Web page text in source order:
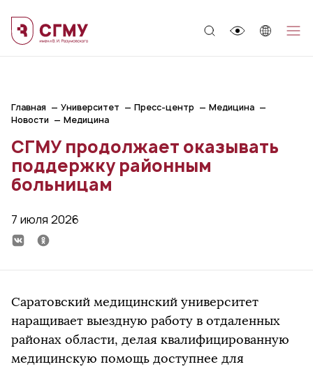
Главная Университет Пресс-центр
Медицина
Новости
Медицина
СГМУ продолжает оказывать
поддержку районным
больницам
7 июля 2026
Саратовский медицинский университет
наращивает выездную работу в отдаленных
районах области, делая квалифицированную
медицинскую помощь доступнее для